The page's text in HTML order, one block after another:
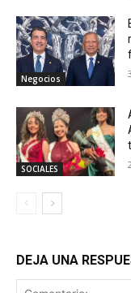
Negocios
SOCIALES
DEJA UNA